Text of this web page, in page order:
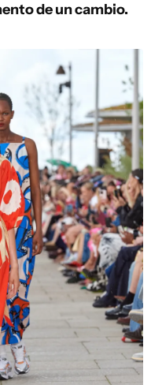
de un cambio.